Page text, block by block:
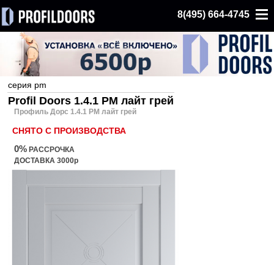
8(495) 664-4745
серия pm
Profil Doors 1.4.1 PM лайт грей
Профиль Дорс 1.4.1 PM лайт грей
СНЯТО С ПРОИЗВОДСТВА
0% РАССРОЧКА
ДОСТАВКА 3000р